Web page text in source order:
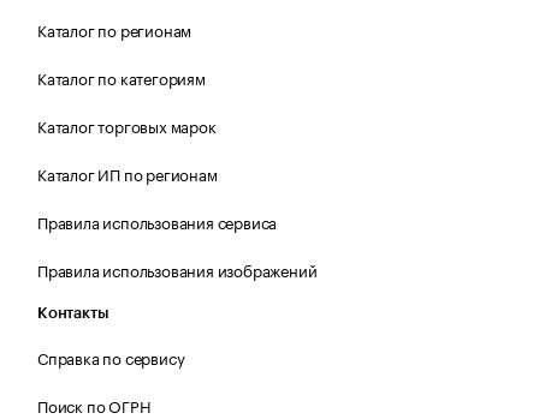
Каталог по регионам
Каталог по категориям
Каталог торговых марок
Каталог ИП по регионам
Правила использования сервиса
Правила использования изображений
Контакты
Справка по сервису
Поиск по ОГРН